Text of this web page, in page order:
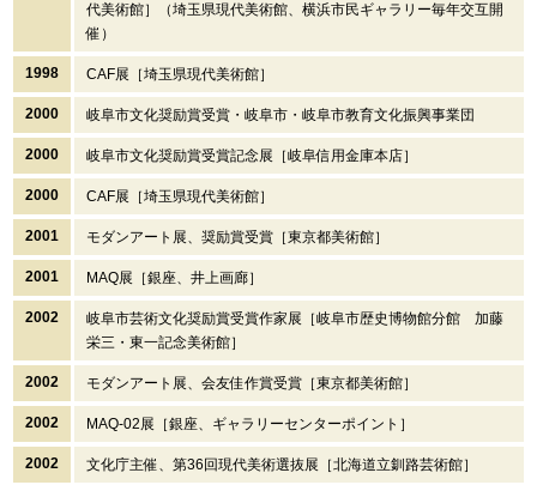
代美術館］（埼玉県現代美術館、横浜市民ギャラリー毎年交互開
催）
1998 CAF展［埼玉県現代美術館］
2000 岐阜市文化奨励賞受賞・岐阜市・岐阜市教育文化振興事業団
2000 岐阜市文化奨励賞受賞記念展［岐阜信用金庫本店］
2000 CAF展［埼玉県現代美術館］
2001 モダンアート展、奨励賞受賞［東京都美術館］
2001 MAQ展［銀座、井上画廊］
2002
岐阜市芸術文化奨励賞受賞作家展［岐阜市歴史博物館分館 加藤
栄三・東一記念美術館］
2002 モダンアート展、会友佳作賞受賞［東京都美術館］
2002 MAQ-02展［銀座、ギャラリーセンターポイント］
2002 文化庁主催、第36回現代美術選抜展［北海道立釧路芸術館］